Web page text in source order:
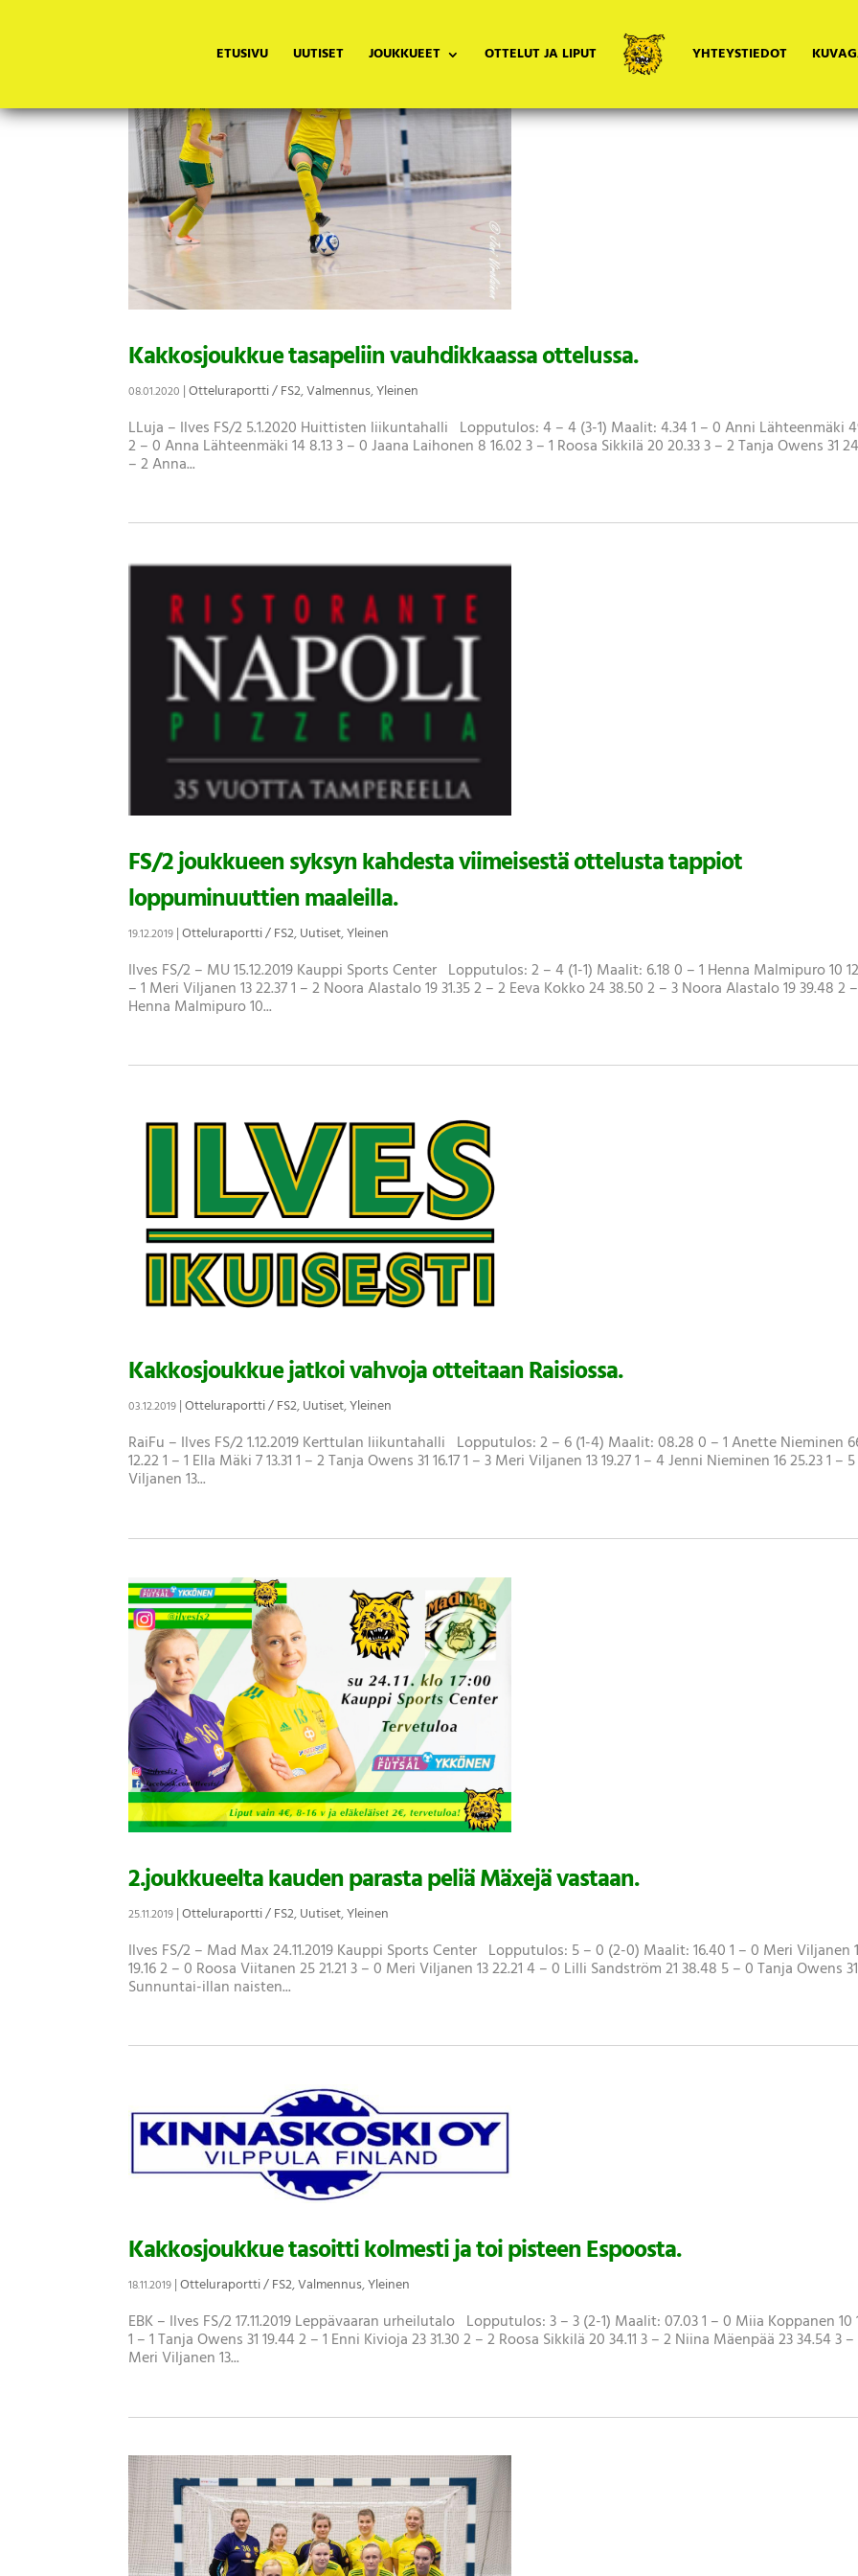
ETUSIVU UUTISET JOUKKUEET OTTELUT JA LIPUT YHTEYSTIEDOT
Kakkosjoukkue tasapeliin vauhdikkaassa ottelussa.
08.01.2020 |Otteluraportti / FS2,Valmennus,Yleinen
LLuja – Ilves FS/2 5.1.2020 Huittisten liikuntahalli Lopputulos: 4 – 4 (3-1) Maalit: 4.34 1 – 0 Anni Lähteenmäki
2 – 0 Anna Lähteenmäki 14 8.13 3 – 0 Jaana Laihonen 8 16.02 3 – 1 Roosa Sikkilä 20 20.33 3 – 2 Tanja Owens 31
– 2 Anna...
FS/2 joukkueen syksyn kahdesta viimeisestä ottelusta tappiot
loppuminuuttien maaleilla.
19.12.2019 |Otteluraportti / FS2,Uutiset,Yleinen
Ilves FS/2 – MU 15.12.2019 Kauppi Sports Center Lopputulos: 2 – 4 (1-1) Maalit: 6.18 0 – 1 Henna Malmipuro 10
– 1 Meri Viljanen 13 22.37 1 – 2 Noora Alastalo 19 31.35 2 – 2 Eeva Kokko 24 38.50 2 – 3 Noora Alastalo 19 39.48 2
Henna Malmipuro 10...
Kakkosjoukkue jatkoi vahvoja otteitaan Raisiossa.
03.12.2019 |Otteluraportti / FS2,Uutiset,Yleinen
RaiFu – Ilves FS/2 1.12.2019 Kerttulan liikuntahalli Lopputulos: 2 – 6 (1-4) Maalit: 08.28 0 – 1 Anette Nieminen
12.22 1 – 1 Ella Mäki 7 13.31 1 – 2 Tanja Owens 31 16.17 1 – 3 Meri Viljanen 13 19.27 1 – 4 Jenni Nieminen 16 25.23 1 –
Viljanen 13...
2.joukkueelta kauden parasta peliä Mäxejä vastaan.
25.11.2019 |Otteluraportti / FS2,Uutiset,Yleinen
Ilves FS/2 – Mad Max 24.11.2019 Kauppi Sports Center Lopputulos: 5 – 0 (2-0) Maalit: 16.40 1 – 0 Meri Viljanen
19.16 2 – 0 Roosa Viitanen 25 21.21 3 – 0 Meri Viljanen 13 22.21 4 – 0 Lilli Sandström 21 38.48 5 – 0 Tanja Owens 31
Sunnuntai-illan naisten...
Kakkosjoukkue tasoitti kolmesti ja toi pisteen Espoosta.
18.11.2019 |Otteluraportti / FS2,Valmennus,Yleinen
EBK – Ilves FS/2 17.11.2019 Leppävaaran urheilutalo Lopputulos: 3 – 3 (2-1) Maalit: 07.03 1 – 0 Miia Koppanen 10
1 – 1 Tanja Owens 31 19.44 2 – 1 Enni Kivioja 23 31.30 2 – 2 Roosa Sikkilä 20 34.11 3 – 2 Niina Mäenpää 23 34.54 3 –
Meri Viljanen 13...